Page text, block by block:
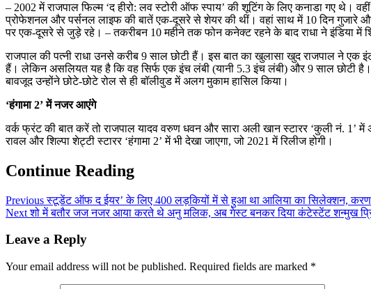
– 2002 में राजपाल फिल्म ‘द हीरो: लव स्टोरी ऑफ स्पाय’ की शूटिंग के लिए कनाडा गए
प्रोफेशनल और पर्सनल लाइफ की बातें एक-दूसरे से शेयर की थीं। वहां साथ में 10 दिन गुजारे और
पर एक-दूसरे से जुड़े रहे। – तकरीबन 10 महीने तक फोन कनेक्ट रहने के बाद राधा ने इंडिया में
राजपाल की पत्नी राधा उनसे करीब 9 साल छोटी हैं। इस बात का खुलासा खुद राजपाल ने एक
हैं। लेकिन असलियत यह है कि वह सिर्फ एक इंच लंबी (यानी 5.3 इंच लंबी) और 9 साल छोटी
बावजूद उन्होंने छोटे-छोटे रोल से ही बॉलीवुड में अलग मुकाम हासिल किया।
‘हंगामा 2’ में नजर आएंगे
वर्क फ्रंट की बात करें तो राजपाल यादव वरुण धवन और सारा अली खान स्टारर ‘कुली नं. 1’
रावल और शिल्पा शेट्टी स्टारर ‘हंगामा 2’ में भी देखा जाएगा, जो 2021 में रिलीज होगी।
Continue Reading
Previousस्टूडेंट ऑफ द ईयर’ के लिए 400 लड़कियों में से हुआ था आलिया का सिलेक्शन, करण
Nextशो में बतौर जज नजर आया करते थे अनु मलिक, अब गेस्ट बनकर दिया कंटेस्टेंट शन्मुख
Leave a Reply
Your email address will not be published. Required fields are marked *